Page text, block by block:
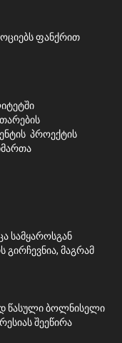
ფანქრით
პროექტის
სამყაროსგან
მაგრამ
წასული ბოლნისელი
შეეწირა